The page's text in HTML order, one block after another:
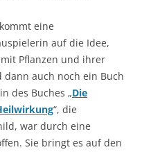
eine
auf die Idee,
Pflanzen und ihrer
auch noch ein Buch
des Buches „Die
“, die
war durch eine
Sie bringt es auf den